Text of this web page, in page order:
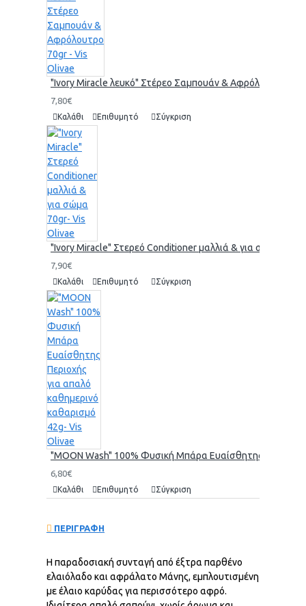
"Ivory Miracle λευκό" Στέρεο Σαμπουάν & Αφρόλουτρο
7,80€
Καλάθι Επιθυμητό Σύγκριση
"Ivory Miracle" Στερεό Conditioner μαλλιά & για σώμα
7,90€
Καλάθι Επιθυμητό Σύγκριση
"MOON Wash" 100% Φυσική Μπάρα Ευαίσθητης
6,80€
Καλάθι Επιθυμητό Σύγκριση
ΠΕΡΙΓΡΑΦΗ
Η παραδοσιακή συνταγή από έξτρα παρθένο
ελαιόλαδο και αφράλατο Μάνης, εμπλουτισμένη
με έλαιο καρύδας για περισσότερο αφρό.